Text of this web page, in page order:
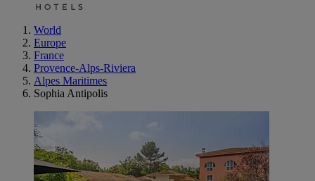
World
Europe
France
Provence-Alps-Riviera
Alpes Maritimes
Sophia Antipolis